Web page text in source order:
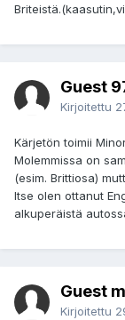
Guest
Kirjoitettu
Kärjetön toimii
Molemmissa on
(esim. Brittiosa)
Itse olen ottanut
alkuperäistä
Guest
Kirjoitettu